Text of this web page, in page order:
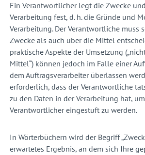
Ein Verantwortlicher legt die Zwecke
Verarbeitung fest, d. h. die Gründe und
Verarbeitung. Der Verantwortliche muss
Zwecke als auch über die Mittel
praktische Aspekte der Umsetzung
Mittel“) können jedoch im Falle einer
dem Auftragsverarbeiter überlassen
erforderlich, dass der Verantwortliche
zu den Daten in der Verarbeitung hat,
Verantwortlicher eingestuft zu werden.
In Wörterbüchern wird der Begriff
erwartetes Ergebnis, an dem sich Ihre